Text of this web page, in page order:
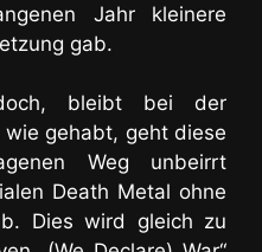
Jahr kleinere
gab.
bleibt bei der
gehabt, geht diese
Weg unbeirrt
Death Metal ohne
Dies wird gleich zu